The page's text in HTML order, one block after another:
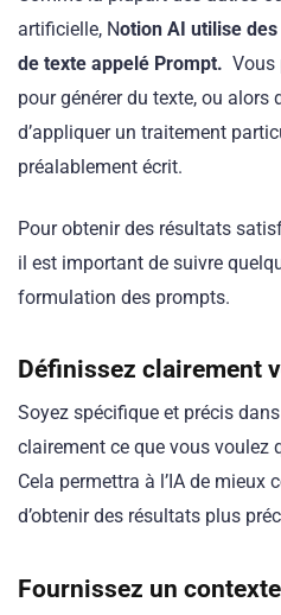
artificielle, Notion AI utilise
de texte appelé Prompt. Vous
pour générer du texte, ou alors
d’appliquer un traitement
préalablement écrit.
Pour obtenir des résultats
il est important de suivre
formulation des prompts.
Définissez clairement
Soyez spécifique et précis
clairement ce que vous voulez
Cela permettra à l’IA de mieux
d’obtenir des résultats plus
Fournissez un contexte